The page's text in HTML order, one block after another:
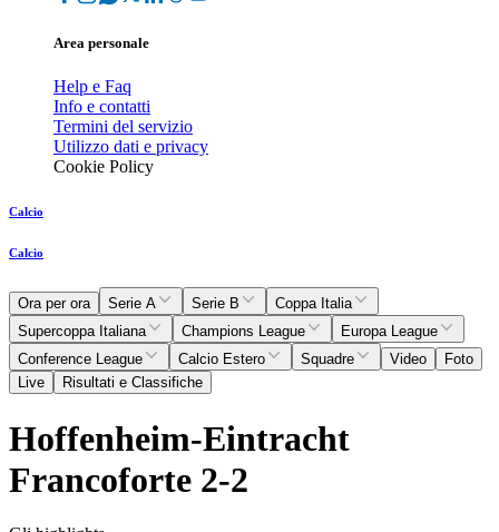
Area personale
Help e Faq
Info e contatti
Termini del servizio
Utilizzo dati e privacy
Cookie Policy
Calcio
Calcio
Ora per ora Serie A Serie B
Coppa Italia
Supercoppa Italiana
Champions League
Europa League
Conference League
Calcio Estero Squadre Video
Foto
Live
Risultati e Classifiche
Hoffenheim-Eintracht
Francoforte 2-2